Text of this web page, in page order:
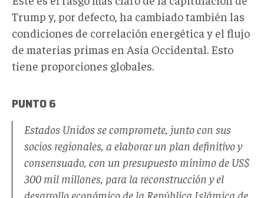
Trump y, por defecto, ha cambiado también las
condiciones de correlación energética y el flujo
de materias primas en Asia Occidental. Esto
tiene proporciones globales.
PUNTO 6
Estados Unidos se compromete, junto con sus
socios regionales, a elaborar un plan definitivo y
consensuado, con un presupuesto mínimo de US$
300 mil millones, para la reconstrucción y el
desarrollo económico de la República Islámica de